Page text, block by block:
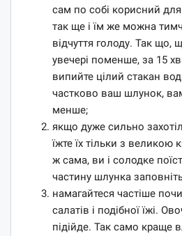
сам по собі корисний
так ще і їм же можна
відчуття голоду. Так що,
увечері поменше, за 15
випийте цілий стакан
частково ваш шлунок,
менше;
якщо дуже сильно
їжте їх тільки з великою
ж сама, ви і солодке
частину шлунка
намагайтеся частіше
салатів і подібної їжі.
підійде. Так само краще